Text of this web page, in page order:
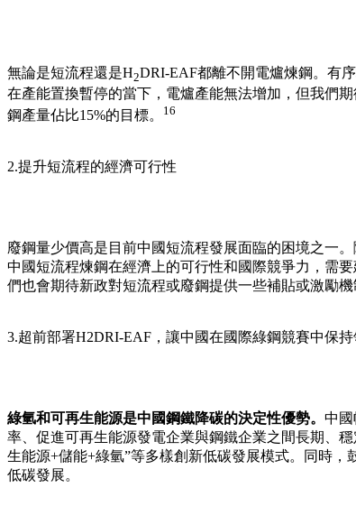
無論是短流程還是H2DRI-EAF都離不開電爐煉鋼。有
在產能置換暫停的當下，電爐產能無法增加，但我們
鋼產量佔比15%的目標。 16
2.提升短流程的經濟可行性
廢鋼量少價高是目前中國短流程發展面臨的困境之一
中國短流程煉鋼在經濟上的可行性和國際競爭力，需
們也會期待新政對短流程或廢鋼提供一些補貼或激勵
3.超前部署H2DRI-EAF，讓中國在國際綠鋼競賽中保
綠氫和可再生能源是中國鋼鐵降碳的決定性優勢。 中
率、促進可再生能源發電企業與鋼鐵企業之間長期、
生能源+儲能+綠氫”等多樣創新低碳發展模式。同時
低碳發展。